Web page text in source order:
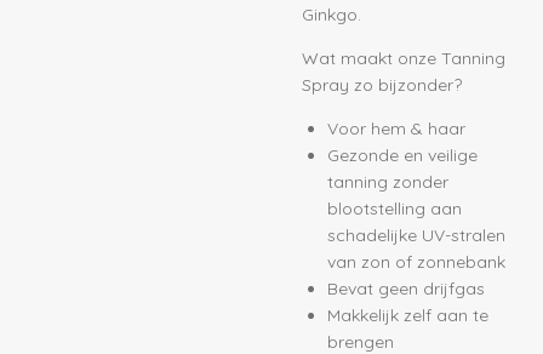
Ginkgo.
Wat maakt onze Tanning
Spray zo bijzonder?
Voor hem & haar
Gezonde en veilige
tanning zonder
blootstelling aan
schadelijke UV-stralen
van zon of zonnebank
Bevat geen drijfgas
Makkelijk zelf aan te
brengen